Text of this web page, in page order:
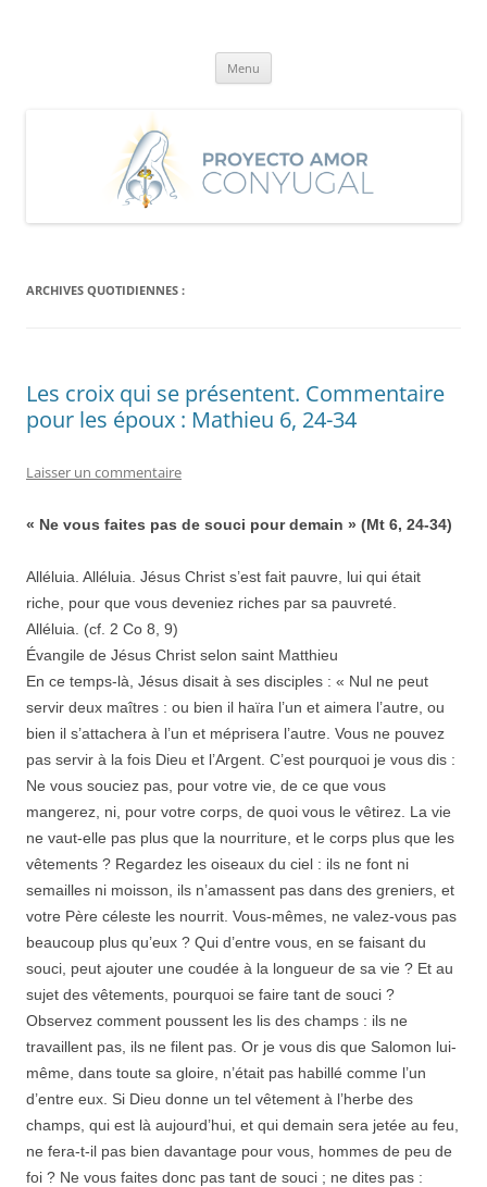
Menu
ARCHIVES QUOTIDIENNES :
Les croix qui se présentent. Commentaire
pour les époux : Mathieu 6, 24-34
Laisser un commentaire
« Ne vous faites pas de souci pour demain » (Mt 6, 24-34)
Alléluia. Alléluia. Jésus Christ s’est fait pauvre, lui qui était
riche, pour que vous deveniez riches par sa pauvreté.
Alléluia. (cf. 2 Co 8, 9)
Évangile de Jésus Christ selon saint Matthieu
En ce temps-là, Jésus disait à ses disciples : « Nul ne peut
servir deux maîtres : ou bien il haïra l’un et aimera l’autre, ou
bien il s’attachera à l’un et méprisera l’autre. Vous ne pouvez
pas servir à la fois Dieu et l’Argent. C’est pourquoi je vous dis :
Ne vous souciez pas, pour votre vie, de ce que vous
mangerez, ni, pour votre corps, de quoi vous le vêtirez. La vie
ne vaut-elle pas plus que la nourriture, et le corps plus que les
vêtements ? Regardez les oiseaux du ciel : ils ne font ni
semailles ni moisson, ils n’amassent pas dans des greniers, et
votre Père céleste les nourrit. Vous-mêmes, ne valez-vous pas
beaucoup plus qu’eux ? Qui d’entre vous, en se faisant du
souci, peut ajouter une coudée à la longueur de sa vie ? Et au
sujet des vêtements, pourquoi se faire tant de souci ?
Observez comment poussent les lis des champs : ils ne
travaillent pas, ils ne filent pas. Or je vous dis que Salomon lui-
même, dans toute sa gloire, n’était pas habillé comme l’un
d’entre eux. Si Dieu donne un tel vêtement à l’herbe des
champs, qui est là aujourd’hui, et qui demain sera jetée au feu,
ne fera-t-il pas bien davantage pour vous, hommes de peu de
foi ? Ne vous faites donc pas tant de souci ; ne dites pas :